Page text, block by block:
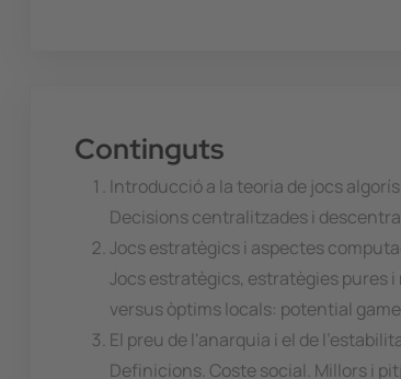
Continguts
Introducció a la teoria de jocs
Decisions centralitzades i
Jocs estratègics i aspectes
Jocs estratègics, estratègies pures
versus òptims locals: potential
El preu de l'anarquia i el de
Definicions. Coste social. Millors i